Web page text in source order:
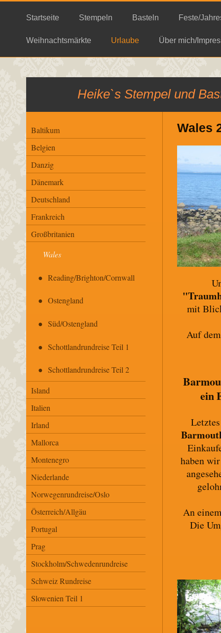
Startseite Stempeln Basteln Feste/
Weihnachtsmärkte Urlaube Über mich/
Heike`s Stempel und
Wales
mit
Auf
ein
haben
An
Die
Baltikum
Belgien
Danzig
Dänemark
Deutschland
Frankreich
Großbritanien
Wales
Reading/Brighton/Cornwall
Ostengland
Süd/Ostengland
Schottlandrundreise Teil 1
Schottlandrundreise Teil 2
Island
Italien
Irland
Mallorca
Montenegro
Niederlande
Norwegenrundreise/Oslo
Österreich/Allgäu
Portugal
Prag
Stockholm/Schwedenrundreise
Schweiz Rundreise
Slowenien Teil 1